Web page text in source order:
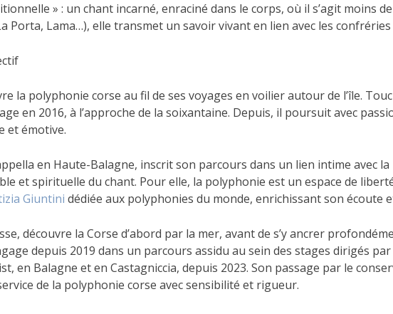
» : un chant incarné, enraciné dans le corps, où il s’agit moins
Porta, Lama…), elle transmet un savoir vivant en lien avec les
la polyphonie corse au fil de ses voyages en voilier autour de l’île.
en 2016, à l’approche de la soixantaine. Depuis, il poursuit avec
et émotive.
en Haute-Balagne, inscrit son parcours dans un lien intime avec
et spirituelle du chant. Pour elle, la polyphonie est un espace de
Giuntini dédiée aux polyphonies du monde, enrichissant son écoute
découvre la Corse d’abord par la mer, avant de s’y ancrer
depuis 2019 dans un parcours assidu au sein des stages dirigés
en Balagne et en Castagniccia, depuis 2023. Son passage par le
de la polyphonie corse avec sensibilité et rigueur.